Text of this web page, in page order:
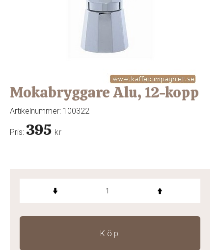
Mokabryggare Alu, 12-kopp
Artikelnummer: 100322
Pris: 395 kr
Köp